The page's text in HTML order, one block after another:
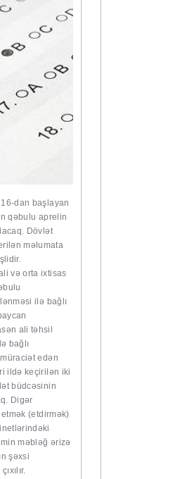
dan başlayan
qəbulu aprelin
Dövlət
məlumata
və orta ixtisas
ilə bağlı
ali təhsil
bağlı
edən
ildə keçirilən iki
büdcəsinin
Digər
(etdirmək)
məbləğ ərizə
şəxsi